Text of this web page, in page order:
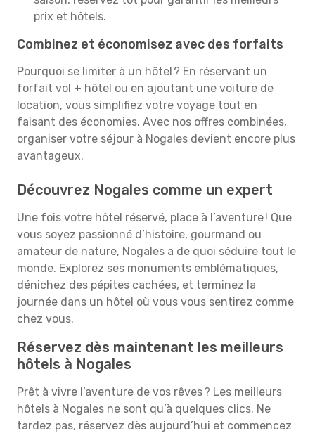
prix et hôtels.
Combinez et économisez avec des forfaits
Pourquoi se limiter à un hôtel ? En réservant un
forfait vol + hôtel ou en ajoutant une voiture de
location, vous simplifiez votre voyage tout en
faisant des économies. Avec nos offres combinées,
organiser votre séjour à Nogales devient encore plus
avantageux.
Découvrez Nogales comme un expert
Une fois votre hôtel réservé, place à l’aventure ! Que
vous soyez passionné d’histoire, gourmand ou
amateur de nature, Nogales a de quoi séduire tout le
monde. Explorez ses monuments emblématiques,
dénichez des pépites cachées, et terminez la
journée dans un hôtel où vous vous sentirez comme
chez vous.
Réservez dès maintenant les meilleurs
hôtels à Nogales
Prêt à vivre l’aventure de vos rêves ? Les meilleurs
hôtels à Nogales ne sont qu’à quelques clics. Ne
tardez pas, réservez dès aujourd’hui et commencez